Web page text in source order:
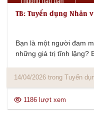
TB: Tuyển dụng Nhân
Bạn là một người đam
những giá trị tĩnh lặng?
14/04/2026 trong Tuyển
1186 lượt xem